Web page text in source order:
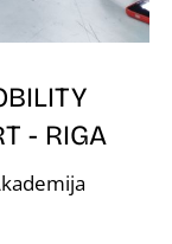
- RIGA